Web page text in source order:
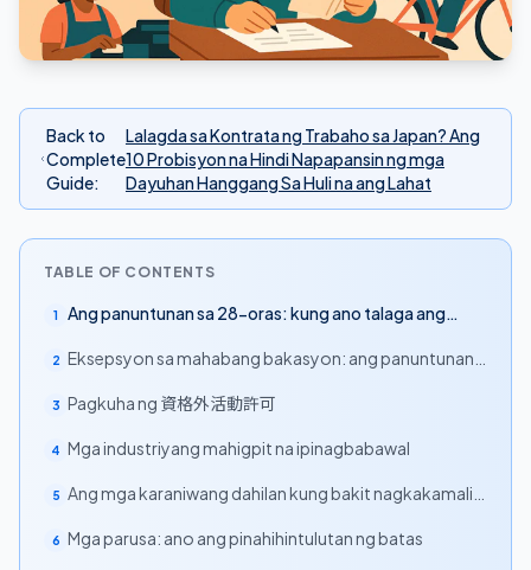
Back to
Complete
Guide:
Lalagda sa Kontrata ng Trabaho sa Japan? Ang
10 Probisyon na Hindi Napapansin ng mga
Dayuhan Hanggang Sa Huli na ang Lahat
TABLE OF CONTENTS
1
Ang panuntunan sa 28-oras: kung ano talaga ang
2 Eksepsyon sa mahabang bakasyon: ang panuntunang
3 Pagkuha ng 資格外活動許可
4 Mga industriyang mahigpit na ipinagbabawal
5
Ang mga karaniwang dahilan kung bakit nagkakamali
6 Mga parusa: ano ang pinahihintulutan ng batas